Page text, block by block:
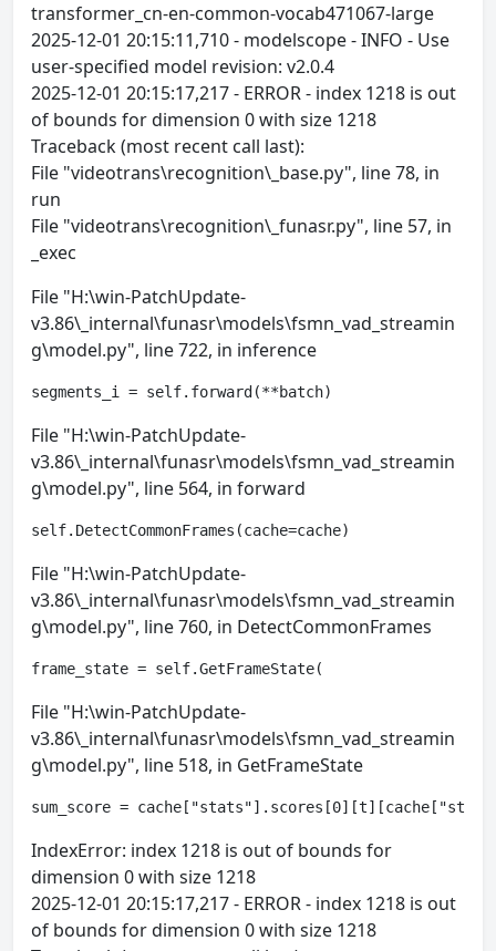
transformer_cn-en-common-vocab471067-large
2025-12-01 20:15:11,710 - modelscope - INFO - Use
user-specified model revision: v2.0.4
2025-12-01 20:15:17,217 - ERROR - index 1218 is out
of bounds for dimension 0 with size 1218
Traceback (most recent call last):
File "videotrans\recognition\_base.py", line 78, in
run
File "videotrans\recognition\_funasr.py", line 57, in
_exec
File "H:\win-PatchUpdate-
v3.86\_internal\funasr\models\fsmn_vad_streamin
g\model.py", line 722, in inference
segments_i = self.forward(**batch)
File "H:\win-PatchUpdate-
v3.86\_internal\funasr\models\fsmn_vad_streamin
g\model.py", line 564, in forward
self.DetectCommonFrames(cache=cache)
File "H:\win-PatchUpdate-
v3.86\_internal\funasr\models\fsmn_vad_streamin
g\model.py", line 760, in DetectCommonFrames
frame_state = self.GetFrameState(
File "H:\win-PatchUpdate-
v3.86\_internal\funasr\models\fsmn_vad_streamin
g\model.py", line 518, in GetFrameState
sum_score =
IndexError: index 1218 is out of bounds for
dimension 0 with size 1218
2025-12-01 20:15:17,217 - ERROR - index 1218 is out
of bounds for dimension 0 with size 1218